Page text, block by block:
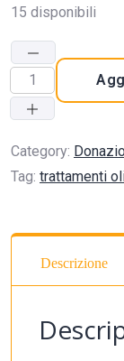
15 disponibili
Category:
Tag: trattamenti
Descrizione